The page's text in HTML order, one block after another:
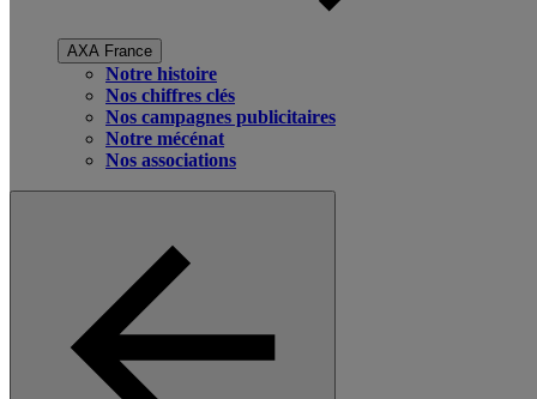
AXA France
Notre histoire
Nos chiffres clés
Nos campagnes publicitaires
Notre mécénat
Nos associations